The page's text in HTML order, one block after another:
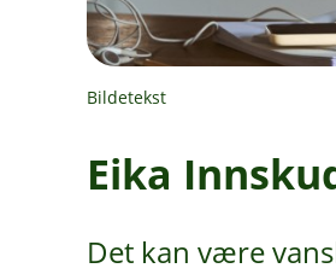
Bildetekst
Eika
Det kan være